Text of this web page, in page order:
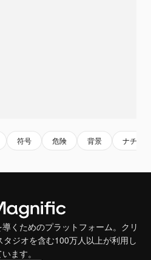
符号 危険 背景 ナチュ
くためのプラットフォーム。クリ
ジオを含む100万人以上が利用し
ます。